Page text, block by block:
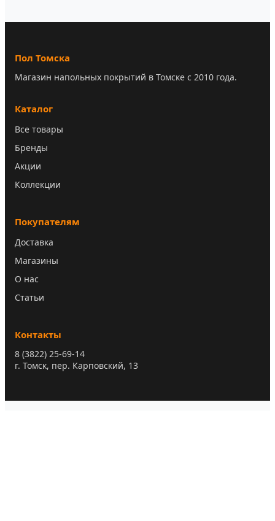
Пол Томска
Магазин напольных покрытий в Томске с 2010 года.
Каталог
Все товары
Бренды
Акции
Коллекции
Покупателям
Доставка
Магазины
О нас
Статьи
Контакты
8 (3822) 25-69-14
г. Томск, пер. Карповский, 13